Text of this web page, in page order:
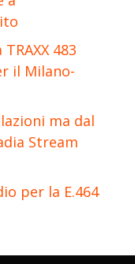
483
il Milano-
ma dal
Stream
per la E.464